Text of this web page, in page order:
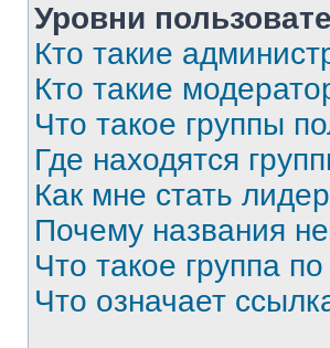
Уровни
Кто такие
Кто такие
Что такое группы
Где находятся
Как мне стать
Почему названия
Что такое группа
Что означает